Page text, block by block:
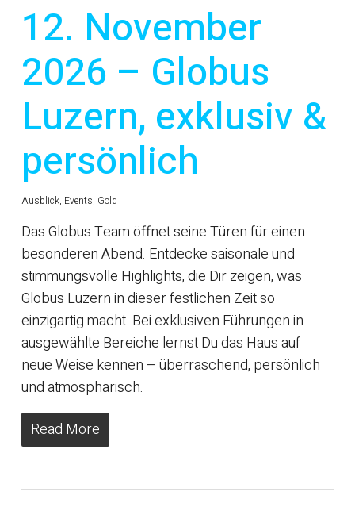
12. November
2026 – Globus
Luzern, exklusiv &
persönlich
Ausblick, Events, Gold
Das Globus Team öffnet seine Türen für einen
besonderen Abend. Entdecke saisonale und
stimmungsvolle Highlights, die Dir zeigen, was
Globus Luzern in dieser festlichen Zeit so
einzigartig macht. Bei exklusiven Führungen in
ausgewählte Bereiche lernst Du das Haus auf
neue Weise kennen – überraschend, persönlich
und atmosphärisch.
Read More